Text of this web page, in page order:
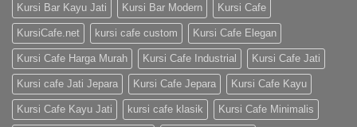
Kursi Bar Kayu Jati Kursi Bar Modern Kursi Cafe
KursiCafe.net kursi cafe custom Kursi Cafe Elegan
Kursi Cafe Harga Murah Kursi Cafe Industrial Kursi Cafe Jati
Kursi cafe Jati Jepara Kursi Cafe Jepara Kursi Cafe Kayu
Kursi Cafe Kayu Jati kursi cafe klasik Kursi Cafe Minimalis